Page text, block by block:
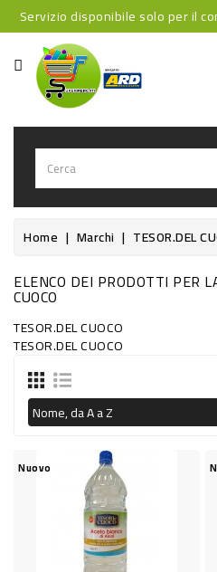
Servizio disponibile solo per il
CATEGORIA
HOME
BEVANDE
BEVANDE
ANALCOLICHE
BEVANDE
CALDE
FOOD
PRODOTTI
CONDIRE
DOLCIARIO
PRODOTTI
Home Marchi TESOR.DEL
ELENCO DEI PRODOTTI PER
CUOCO
TESOR.DEL CUOCO
TESOR.DEL CUOCO
Nome, da A a Z
Nuovo